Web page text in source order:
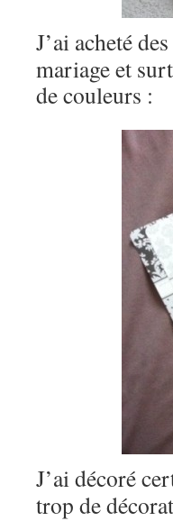
J’ai acheté
mariage et
de couleurs :
J’ai décoré
trop de